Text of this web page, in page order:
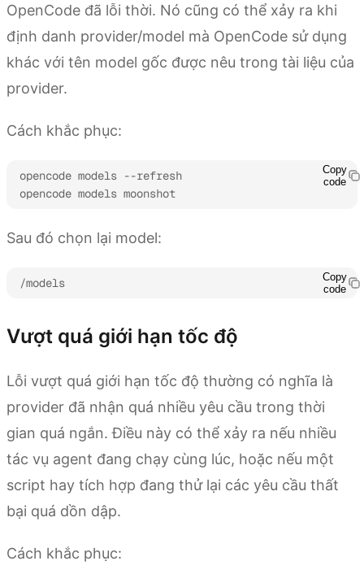
OpenCode đã lỗi thời. Nó cũng có thể xảy ra khi
định danh provider/model mà OpenCode sử dụng
khác với tên model gốc được nêu trong tài liệu của
provider.
Cách khắc phục:
opencode models --refresh
opencode models moonshot
Copy
code
Sau đó chọn lại model:
/models
Copy
code
Vượt quá giới hạn tốc độ
Lỗi vượt quá giới hạn tốc độ thường có nghĩa là
provider đã nhận quá nhiều yêu cầu trong thời
gian quá ngắn. Điều này có thể xảy ra nếu nhiều
tác vụ agent đang chạy cùng lúc, hoặc nếu một
script hay tích hợp đang thử lại các yêu cầu thất
bại quá dồn dập.
Cách khắc phục: